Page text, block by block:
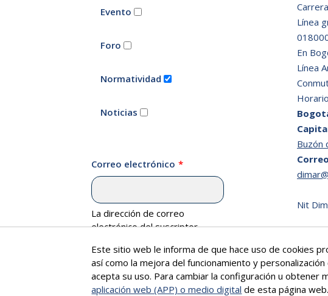
Evento
Foro
Normatividad
Noticias
Correo electrónico
La dirección de correo
electrónico del suscriptor.
Línea
En
Línea
Buzón
Nit
Este sitio web le informa de que hace uso de cookies
así como la mejora del funcionamiento y
acepta su uso. Para cambiar la configuración u obtener
aplicación web (APP) o medio digital de esta página web.